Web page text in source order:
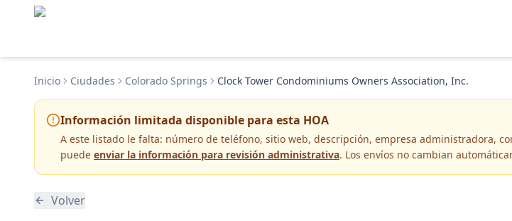
Inicio Ciudades Colorado Springs Clock Tower Condominiums Owners Association, Inc.
Información limitada disponible para esta HOA
A este listado le falta: número de teléfono, sitio web, descripción, empresa administradora,
puede enviar la información para revisión administrativa. Los envíos no cambian
Volver